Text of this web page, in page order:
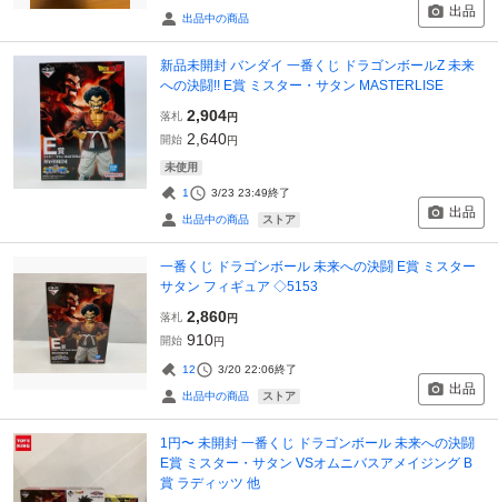
出品中の商品 出品
新品未開封 バンダイ 一番くじ ドラゴンボールZ 未来
への決闘!! E賞 ミスター・サタン MASTERLISE
落札 2,904円
開始 2,640円
未使用
1 3/23 23:49終了
出品中の商品 ストア 出品
一番くじ ドラゴンボール 未来への決闘 E賞 ミスター
サタン フィギュア ◇5153
落札 2,860円
開始 910円
12 3/20 22:06終了
出品中の商品 ストア 出品
1円〜 未開封 一番くじ ドラゴンボール 未来への決闘
E賞 ミスター・サタン VSオムニバスアメイジング B
賞 ラディッツ 他